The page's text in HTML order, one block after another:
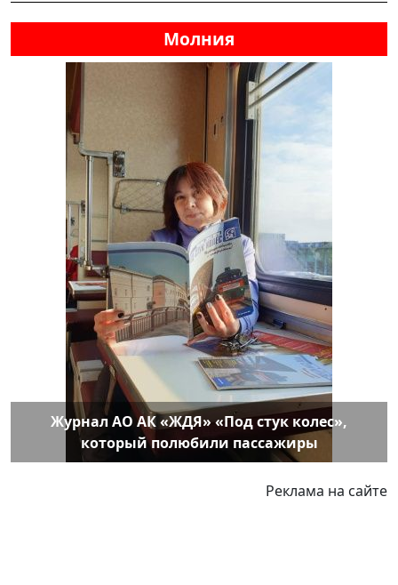
Молния
Журнал АО АК «ЖДЯ» «Под стук колес»,
который полюбили пассажиры
Реклама на сайте